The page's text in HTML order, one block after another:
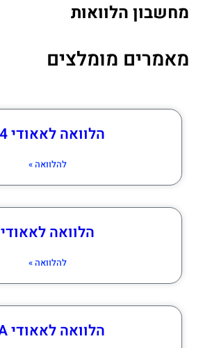
מחשבון הלוואות
מאמרים מומלצים
הלוואה לאאודי Q4
להלוואה »
הלוואה לאאודי
להלוואה »
הלוואה לאאודי 3A